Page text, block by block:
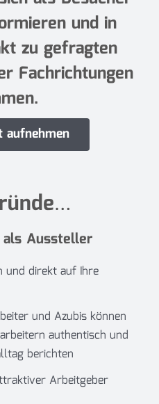
und in
zu gefragten
Fachrichtungen
aufnehmen
Aussteller
und direkt auf Ihre
und Azubis können
authentisch und
berichten
Arbeitgeber